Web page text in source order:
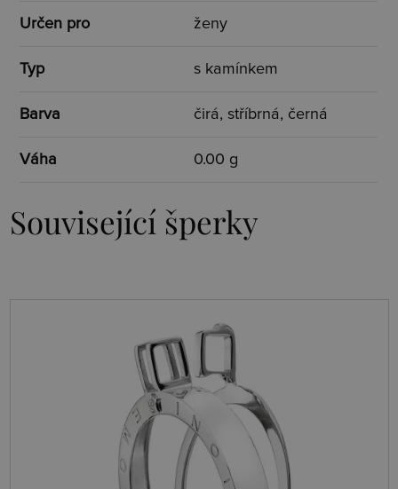
Určen pro ženy
Typ s kamínkem
Barva čirá, stříbrná, černá
Váha 0.00 g
Související šperky